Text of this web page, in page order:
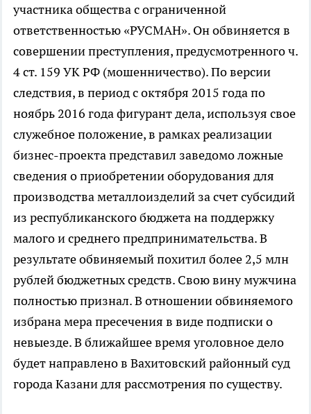
участника общества с ограниченной
ответственностью «РУСМАН». Он обвиняется в
совершении преступления, предусмотренного ч.
4 ст. 159 УК РФ (мошенничество). По версии
следствия, в период с октября 2015 года по
ноябрь 2016 года фигурант дела, используя свое
служебное положение, в рамках реализации
бизнес-проекта представил заведомо ложные
сведения о приобретении оборудования для
производства металлоизделий за счет субсидий
из республиканского бюджета на поддержку
малого и среднего предпринимательства. В
результате обвиняемый похитил более 2,5 млн
рублей бюджетных средств. Свою вину мужчина
полностью признал. В отношении обвиняемого
избрана мера пресечения в виде подписки о
невыезде. В ближайшее время уголовное дело
будет направлено в Вахитовский районный суд
города Казани для рассмотрения по существу.